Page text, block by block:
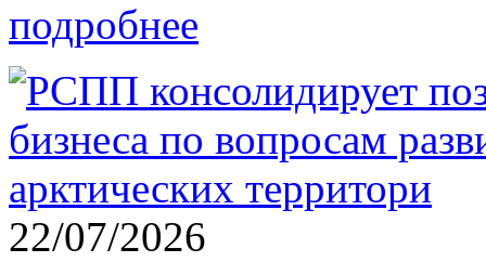
подробнее
22/07/2026